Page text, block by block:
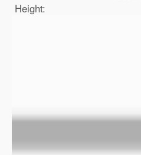
Height: